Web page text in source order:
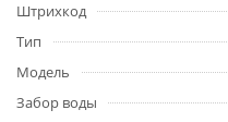
Штрихкод
Тип
Модель
Забор воды